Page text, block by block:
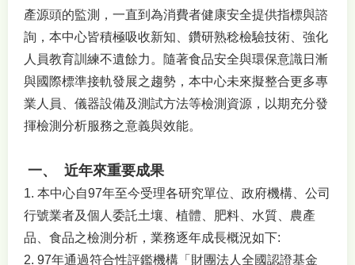
產源頭的監測，一直到為消費者健康安全提供指標與諮
詢，本中心皆積極吸收新知、鑽研熟稔檢驗技術、強化
人員教育訓練不遺餘力。隨著食品安全與環保意識日漸
與國際標準接軌發展之趨勢，本中心未來擬整合更多專
業人員、儀器設備及測試方法等檢測資源，以期充分發
揮檢測分析服務之意義與效能。
一、 近年來重要成果
1. 本中心自97年至今受理各研究單位、政府機構、公司
行號業者及個人委託土壤、植體、肥料、水質、農產
品、食品之檢測分析，業務逐年成長概況如下:
2. 97年通過符合性評鑑機構「財團法人全國認證基金